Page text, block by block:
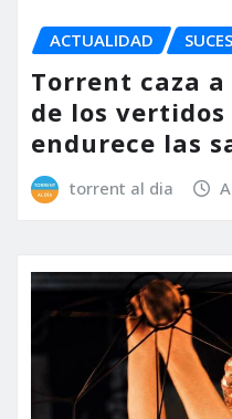
ACTUALIDAD
Torrent caza
de los
endurece las
torrent al dia